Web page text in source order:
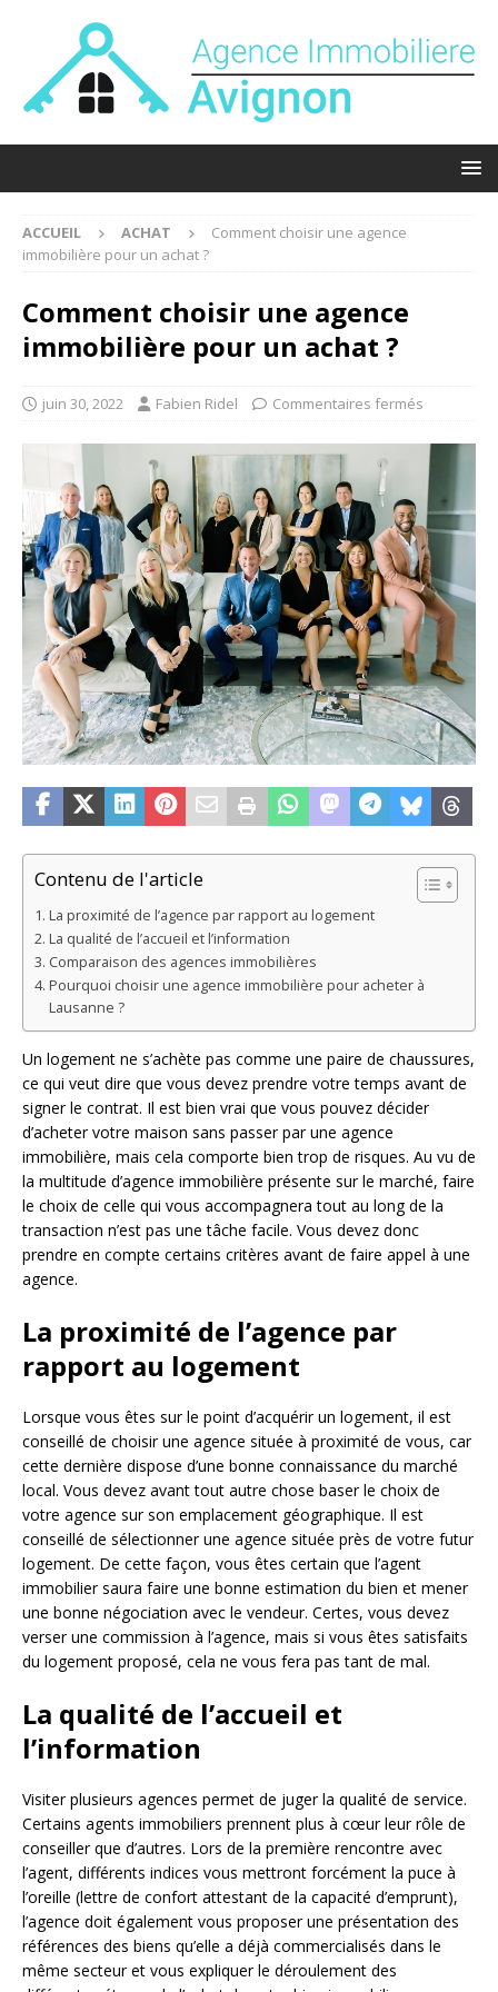
ACCUEIL ACHAT
Comment choisir une agence
immobilière pour un achat ?
Comment choisir une agence
immobilière pour un achat ?
juin 30, 2022 Fabien Ridel Commentaires fermés
Contenu de l'article
La proximité de l’agence par rapport au logement
La qualité de l’accueil et l’information
Comparaison des agences immobilières
Pourquoi choisir une agence immobilière pour acheter à
Lausanne ?
Un logement ne s’achète pas comme une paire de chaussures,
ce qui veut dire que vous devez prendre votre temps avant de
signer le contrat. Il est bien vrai que vous pouvez décider
d’acheter votre maison sans passer par une agence
immobilière, mais cela comporte bien trop de risques. Au vu de
la multitude d’agence immobilière présente sur le marché, faire
le choix de celle qui vous accompagnera tout au long de la
transaction n’est pas une tâche facile. Vous devez donc
prendre en compte certains critères avant de faire appel à une
agence.
La proximité de l’agence par
rapport au logement
Lorsque vous êtes sur le point d’acquérir un logement, il est
conseillé de choisir une agence située à proximité de vous, car
cette dernière dispose d’une bonne connaissance du marché
local. Vous devez avant tout autre chose baser le choix de
votre agence sur son emplacement géographique. Il est
conseillé de sélectionner une agence située près de votre futur
logement. De cette façon, vous êtes certain que l’agent
immobilier saura faire une bonne estimation du bien et mener
une bonne négociation avec le vendeur. Certes, vous devez
verser une commission à l’agence, mais si vous êtes satisfaits
du logement proposé, cela ne vous fera pas tant de mal.
La qualité de l’accueil et
l’information
Visiter plusieurs agences permet de juger la qualité de service.
Certains agents immobiliers prennent plus à cœur leur rôle de
conseiller que d’autres. Lors de la première rencontre avec
l’agent, différents indices vous mettront forcément la puce à
l’oreille (lettre de confort attestant de la capacité d’emprunt),
l’agence doit également vous proposer une présentation des
références des biens qu’elle a déjà commercialisés dans le
même secteur et vous expliquer le déroulement des